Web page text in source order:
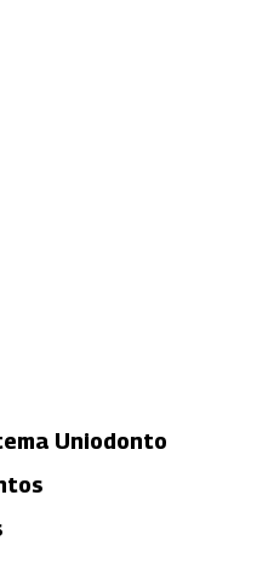
Uniodonto